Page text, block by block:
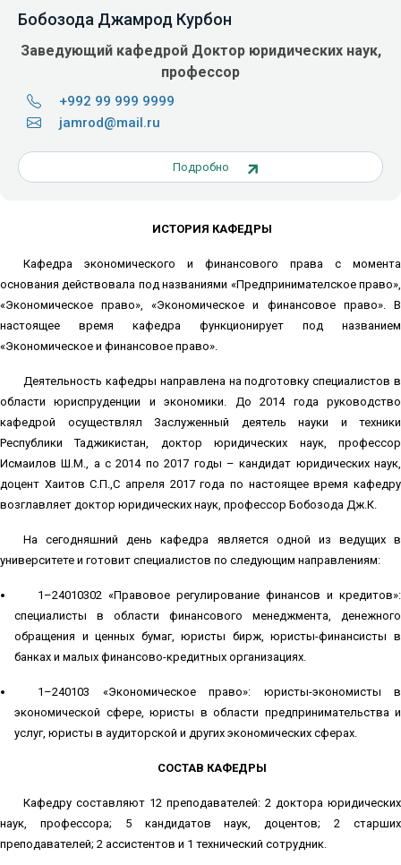
Бобозода Джамрод Курбон
Заведующий кафедрой Доктор юридических наук,
профессор
+992 99 999 9999
jamrod@mail.ru
Подробно
ИСТОРИЯ КАФЕДРЫ
Кафедра экономического и финансового права с момента
основания действовала под названиями «Предпринимателӣское право»,
«Экономическое право», «Экономическое и финансовое право». В
настоящее время кафедра функционирует под названием
«Экономическое и финансовое право».
Деятельность кафедры направлена на подготовку специалистов в
области юриспруденции и экономики. До 2014 года руководство
кафедрой осуществлял Заслуженный деятель науки и техники
Республики Таджикистан, доктор юридических наук, профессор
Исмаилов Ш.М., а с 2014 по 2017 годы – кандидат юридических наук,
доцент Хаитов С.П.,С апреля 2017 года по настоящее время кафедру
возглавляет доктор юридических наук, профессор Бобозода Дж.К.
На сегодняшний день кафедра является одной из ведущих в
университете и готовит специалистов по следующим направлениям:
1–24010302 «Правовое регулирование финансов и кредитов»:
специалисты в области финансового менеджмента, денежного
обращения и ценных бумаг, юристы бирж, юристы-финансисты в
банках и малых финансово-кредитных организациях.
1–240103 «Экономическое право»: юристы-экономисты в
экономической сфере, юристы в области предпринимательства и
услуг, юристы в аудиторской и других экономических сферах.
СОСТАВ КАФЕДРЫ
Кафедру составляют 12 преподавателей: 2 доктора юридических
наук, профессора; 5 кандидатов наук, доцентов; 2 старших
преподавателей; 2 ассистентов и 1 технический сотрудник.